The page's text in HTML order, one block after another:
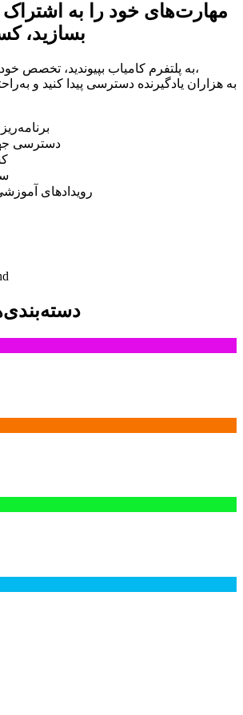
مهارت‌های خود را به اشتراک
بسازید،
به پلتفرم کامیاب بپیوندید، تخصص خود را به اشتراک بگذارید،
به هزاران یادگیرنده دسترسی پیدا کنید و
دسترسی
رویدادهای